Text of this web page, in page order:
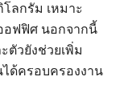
ลกรัม เหมาะ
อฟฟิศ นอกจากนี้
ตัวยังช่วยเพิ่ม
ด้ครอบครองงาน